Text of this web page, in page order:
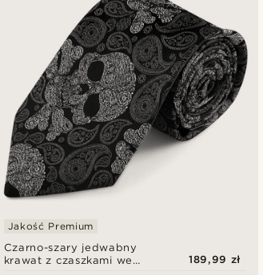
Najniższa cena
Najwyższa cena
Czarno-szary jedwabny
krawat z czaszkami we
Jakość Premium
189,99 zł